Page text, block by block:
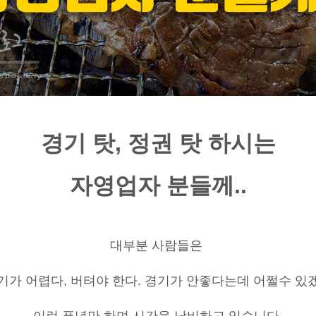
경기 탓, 정권 탓 하시는
자영업자 분들께 ..
대부분 사람들은
가 어렵다, 버텨야 한다. 경기가 안좋다는데 어쩔수 있